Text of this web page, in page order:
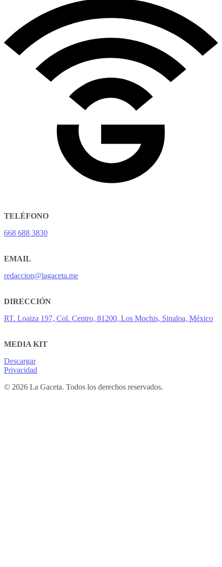
TELÉFONO
668 688 3830
EMAIL
redaccion@lagaceta.me
DIRECCIÓN
RT. Loaiza 197, Col. Centro, 81200, Los Mochis, Sinaloa, México
MEDIA KIT
Descargar
Privacidad
© 2026 La Gaceta. Todos los derechos reservados.